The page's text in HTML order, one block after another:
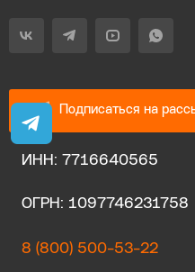
Подписаться на
ИНН: 7716640565
ОГРН: 1097746231758
8 (800) 500-53-22